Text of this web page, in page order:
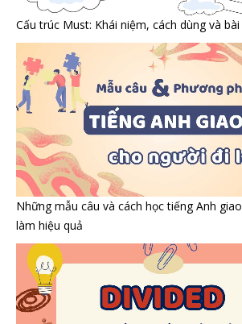
Cấu trúc Must: Khái niệm, cách dùng và
Những mẫu câu và cách học tiếng Anh
làm hiệu quả